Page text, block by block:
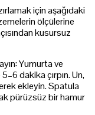
için aşağıdaki
ölçülerine
kusursuz
Yumurta ve
dakika çırpın. Un,
ekleyin. Spatula
pürüzsüz bir hamur